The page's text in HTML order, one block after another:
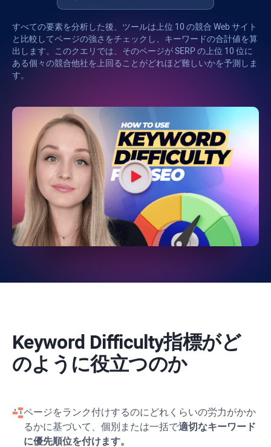
すべての要素を分析した後、ツールは上位 10 の競合 Web サイト
と比較してページの強さをチェックし、キーワードの合計値を算
出します。このクエリでは、そのページが SERP の上位 10 位に
ある個々の競合他社を上回ることがどれほど難しいかを予測しま
す。
Keyword Difficulty指標がど
のように役立つのか
ページをランク付けするのにどれくらいの労力がかか
るかに基づいて、個別または一括で適切なキーワード
に優先順位を付けます。